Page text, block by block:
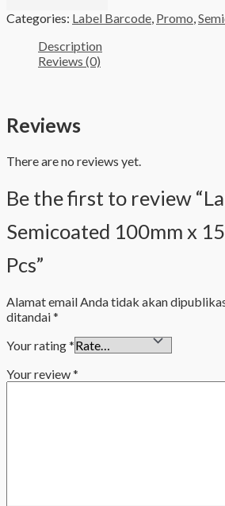
Categories: Label Barcode, Promo,
Description
Reviews (0)
Reviews
There are no reviews yet.
Be the first to review
Semicoated 100mm x
Pcs”
Alamat email Anda tidak akan
ditandai*
Your rating*
Your review*